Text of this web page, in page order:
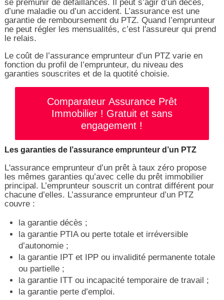
se prémunir de défaillances. Il peut s’agir d’un décès,
d’une maladie ou d’un accident. L’assurance est une
garantie de remboursement du PTZ. Quand l’emprunteur
ne peut régler les mensualités, c’est l'assureur qui prend
le relais.
Le coût de l’assurance emprunteur d’un PTZ varie en
fonction du profil de l’emprunteur, du niveau des
garanties souscrites et de la quotité choisie.
Comparateur Assurance Prêt
Immobilier ! Gratuit et sans
engagement !
Les garanties de l’assurance emprunteur d’un PTZ
L'assurance emprunteur d’un prêt à taux zéro propose
les mêmes garanties qu’avec celle du prêt immobilier
principal. L’emprunteur souscrit un contrat différent pour
chacune d’elles. L’assurance emprunteur d’un PTZ
couvre :
la garantie décès ;
la garantie PTIA ou perte totale et irréversible
d’autonomie ;
la garantie IPT et IPP ou invalidité permanente totale
ou partielle ;
la garantie ITT ou incapacité temporaire de travail ;
la garantie perte d’emploi.